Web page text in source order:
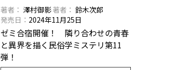
著者 澤村御影著者
鈴木次郎
発売日
2024年11月25日
ゼミ合宿開催！ 隣り合わせの青春
と異界を描く民俗学ミステリ第11
弾！